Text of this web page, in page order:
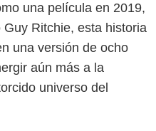
una película en 2019,
Ritchie, esta historia
una versión de ocho
aún más a la
universo del